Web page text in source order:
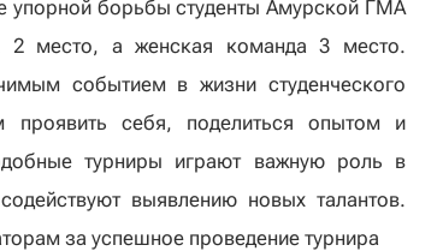
упорной борьбы студенты Амурской ГМА
2 место, а женская команда 3 место.
событием в жизни студенческого
проявить себя, поделиться опытом и
турниры играют важную роль в
выявлению новых талантов.
за успешное проведение турнира